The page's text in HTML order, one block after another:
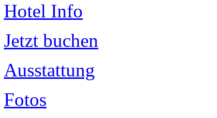
Hotel Info
Jetzt buchen
Ausstattung
Fotos